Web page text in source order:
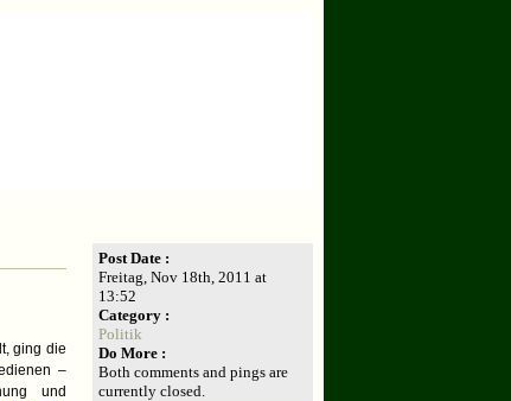
ging die
–
und
Post Date :
Freitag, Nov 18th, 2011 at
13:52
Category :
Politik
Do More :
Both comments and pings are
currently closed.